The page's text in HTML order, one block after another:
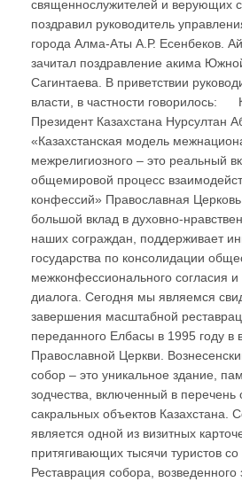
священнослужителей и верующих
поздравил руководитель
города Алма-Аты А.Р. Есенбеков.
зачитал поздравление акима
Сагинтаева. В приветствии
власти, в частности говорилось:
Президент Казахстана Нурсултан
«Казахстанская модель
межрелигиозного – это реальный
общемировой процесс
конфессий» Православная Церковь
большой вклад в духовно-
наших сограждан, поддерживает
государства по консолидации
межконфессионального согласия и
диалога. Сегодня мы являемся
завершения масштабной
переданного Елбасы в 1995 году в
Православной Церкви.
собор – это уникальное здание,
зодчества, включенный в
сакральных объектов Казахстана.
является одной из визитных
притягивающих тысячи туристов со
Реставрация собора,